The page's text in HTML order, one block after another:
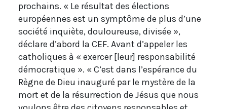
prochains. « Le résultat des élections
européennes est un symptôme de plus d’une
société inquiète, douloureuse, divisée »,
déclare d’abord la CEF. Avant d’appeler les
catholiques à « exercer [leur] responsabilité
démocratique ». « C’est dans l’espérance du
Règne de Dieu inauguré par le mystère de la
mort et de la résurrection de Jésus que nous